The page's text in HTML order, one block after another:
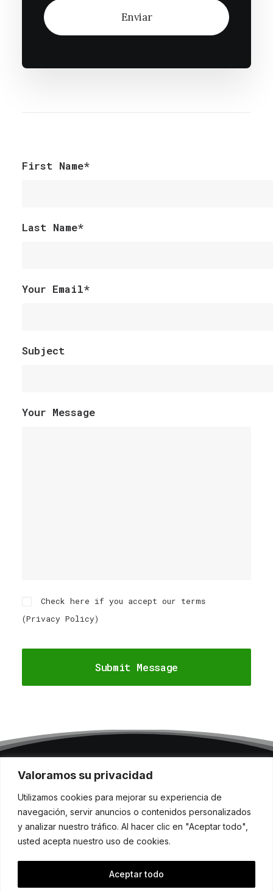
Valoramos su privacidad
Utilizamos cookies para mejorar su experiencia de
navegación, servir anuncios o contenidos personalizados
y analizar nuestro tráfico. Al hacer clic en "Aceptar todo",
usted acepta nuestro uso de cookies.
Aceptar todo
First Name*
Last Name*
Your Email*
Subject
Your Message
Check here if you accept our terms
(Privacy Policy)
Aviso Legal
Política de cookies
Póliticas de privacidad de datos